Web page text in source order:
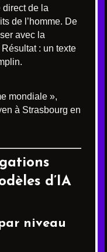
direct de la
de l’homme. De
avec la
: un texte
mondiale »,
à Strasbourg en
d’IA
niveau